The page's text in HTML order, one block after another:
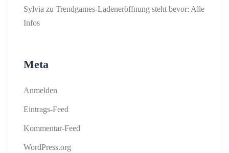
Sylvia zu Trendgames-Ladeneröffnung steht bevor: Alle
Infos
Meta
Anmelden
Eintrags-Feed
Kommentar-Feed
WordPress.org